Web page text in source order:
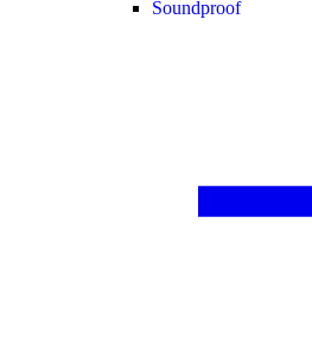
Soundproof